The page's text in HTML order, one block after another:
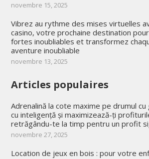
novembre 15, 2025
Vibrez au rythme des mises virtuelles
casino, votre prochaine destination
fortes inoubliables et transformez
aventure inoubliable
novembre 13, 2025
Articles populaires
Adrenalină la cote maxime pe drumul cu
cu inteligență și maximizează-ți
retrăgându-te la timp pentru un profit
novembre 27, 2025
Location de jeux en bois : pour votre